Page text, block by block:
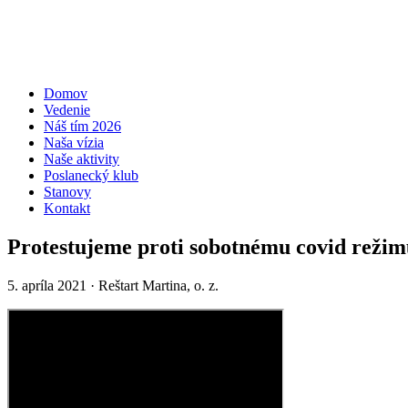
Domov
Vedenie
Náš tím 2026
Naša vízia
Naše aktivity
Poslanecký klub
Stanovy
Kontakt
Protestujeme proti sobotnému covid
5. apríla 2021 · Reštart Martina, o. z.